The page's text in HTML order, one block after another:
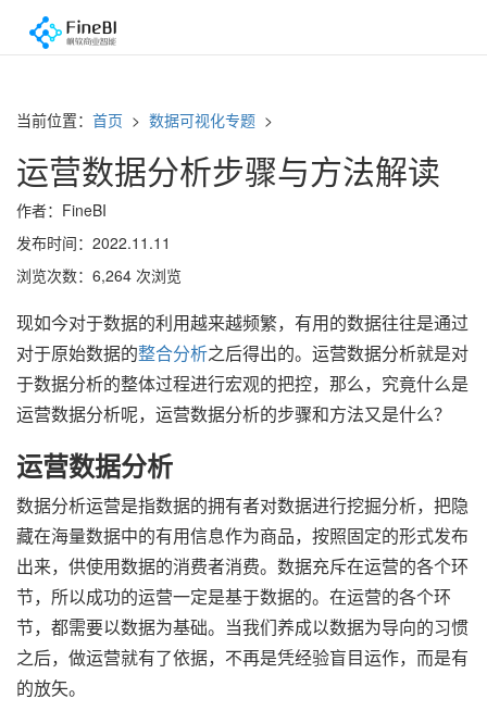
当前位置： 首页 > 数据可视化专题 >
运营数据分析步骤与方法解读
作者：FineBI
发布时间：2022.11.11
浏览次数：6,264 次浏览
现如今对于数据的利用越来越频繁，有用的数据往往是通过
对于原始数据的整合分析之后得出的。运营数据分析就是对
于数据分析的整体过程进行宏观的把控，那么，究竟什么是
运营数据分析呢，运营数据分析的步骤和方法又是什么？
运营数据分析
数据分析运营是指数据的拥有者对数据进行挖掘分析，把隐
藏在海量数据中的有用信息作为商品，按照固定的形式发布
出来，供使用数据的消费者消费。数据充斥在运营的各个环
节，所以成功的运营一定是基于数据的。在运营的各个环
节，都需要以数据为基础。当我们养成以数据为导向的习惯
之后，做运营就有了依据，不再是凭经验盲目运作，而是有
的放矢。